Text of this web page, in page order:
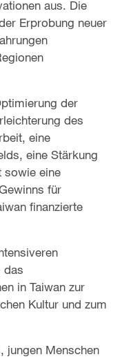
aus. Die
Erprobung neuer
der
des
eine
eine Stärkung
sowie eine
für
finanzierte
das
in Taiwan zur
Kultur und zum
jungen Menschen